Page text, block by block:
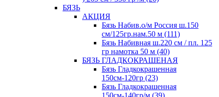
БЯЗЬ
АКЦИЯ
Бязь Набив.о/м Россия ш.150
см/125гр.нам.50 м (111)
Бязь Набивная ш.220 см / пл. 125
гр намотка 50 м (40)
БЯЗЬ ГЛАДКОКРАШЕНАЯ
Бязь Гладкокрашенная
150см-120гр (23)
Бязь Гладкокрашенная
150см-140гр/м (39)